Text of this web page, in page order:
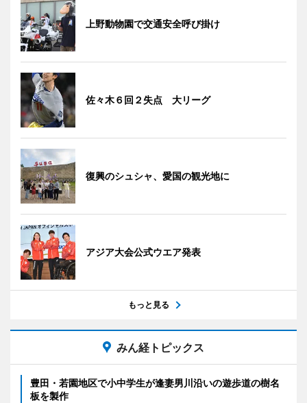
上野動物園で交通安全呼び掛け
佐々木６回２失点 大リーグ
復興のシュシャ、愛国の観光地に
アジア大会公式ウエア発表
もっと見る
みん経トピックス
豊田・若園地区で小中学生が逢妻男川沿いの遊歩道の樹名
板を製作